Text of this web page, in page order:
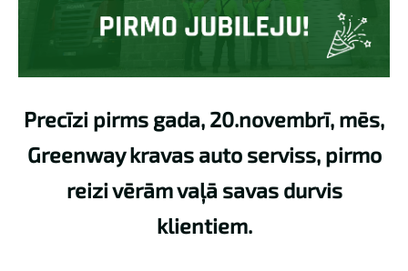
Precīzi pirms gada, 20.novembrī, mēs,
Greenway kravas auto serviss, pirmo
reizi vērām vaļā savas durvis
klientiem.